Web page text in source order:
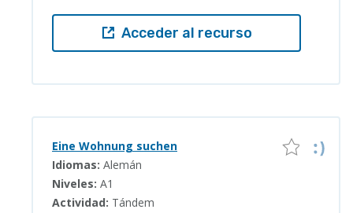
Acceder al recurso
Eine Wohnung suchen
Idiomas: Alemán
Niveles: A1
Actividad: Tándem